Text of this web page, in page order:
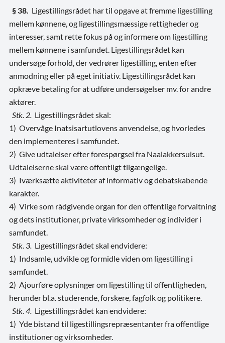
§ 38. Ligestillingsrådet har til opgave at fremme ligestilling
mellem kønnene, og ligestillingsmæssige rettigheder og
interesser, samt rette fokus på og informere om ligestilling
mellem kønnene i samfundet. Ligestillingsrådet kan
undersøge forhold, der vedrører ligestilling, enten efter
anmodning eller på eget initiativ. Ligestillingsrådet kan
opkræve betaling for at udføre undersøgelser mv. for andre
aktører.
Stk. 2. Ligestillingsrådet skal:
1) Overvåge Inatsisartutlovens anvendelse, og hvorledes
den implementeres i samfundet.
2) Give udtalelser efter forespørgsel fra Naalakkersuisut.
Udtalelserne skal være offentligt tilgængelige.
3) Iværksætte aktiviteter af informativ og debatskabende
karakter.
4) Virke som rådgivende organ for den offentlige forvaltning
og dets institutioner, private virksomheder og individer i
samfundet.
Stk. 3. Ligestillingsrådet skal endvidere:
1) Indsamle, udvikle og formidle viden om ligestilling i
samfundet.
2) Ajourføre oplysninger om ligestilling til offentligheden,
herunder bl.a. studerende, forskere, fagfolk og politikere.
Stk. 4. Ligestillingsrådet kan endvidere:
1) Yde bistand til ligestillingsrepræsentanter fra offentlige
institutioner og virksomheder.